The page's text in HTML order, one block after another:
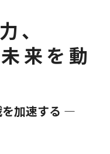
、
来を動
加速する ―